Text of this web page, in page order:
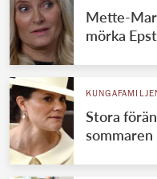
Mette-
mörka
Stora
sommaren